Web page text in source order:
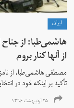
ايران
هاشمی‌طبا: از
از آنها کنار بروم
مصطفی هاشمی‌طبا، از
تأکید بر اینکه خود در
۲۵ اردیبهشت ۱۳۹۶